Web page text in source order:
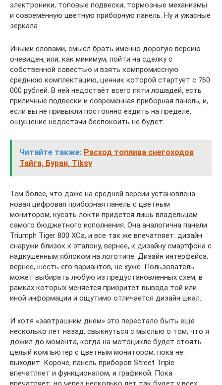
электроники, топовые подвески, тормозные механизмы
и современную цветную приборную панель. Ну и ужасные
зеркала.
Иными словами, смысл брать именно дорогую версию
очевиден, или, как минимум, пойти на сделку с
собственной совестью и взять компромиссную
среднюю комплектацию, ценник которой стартует с 760
000 рублей. В ней недостаёт всего пяти лошадей, есть
приличные подвески и современная приборная панель, и,
если вы не привыкли постоянно ездить на пределе,
ощущение недостачи беспокоить не будет.
Читайте также: Расход топлива снегоходов
Тайга, Буран, Tiksy
Тем более, что даже на средней версии установлена
новая цифровая приборная панель с цветным
монитором, кусать локти придется лишь владельцам
самого бюджетного исполнения. Она аналогична панели
Triumph Tiger 800 XCa, и все так же впечатляет: дизайн
снаружи близок к эталону, вернее, к дизайну смартфона с
надкушенным яблоком на логотипе. Дизайн интерфейса,
вернее, шесть его вариантов, не хуже. Пользователь
может выбирать любую из предустановленных схем, в
рамках которых меняется приоритет вывода той или
иной информации и ощутимо отличается дизайн шкал.
И хотя «завтрашним днем» это перестало быть ещё
несколько лет назад, свыкнуться с мыслью о том, что я
дожил до момента, когда на мотоцикле будет стоять
целый компьютер с цветным монитором, пока не
выходит. Короче, панель приборов Street Triple
впечатляет и функционалом, и графикой. Пока